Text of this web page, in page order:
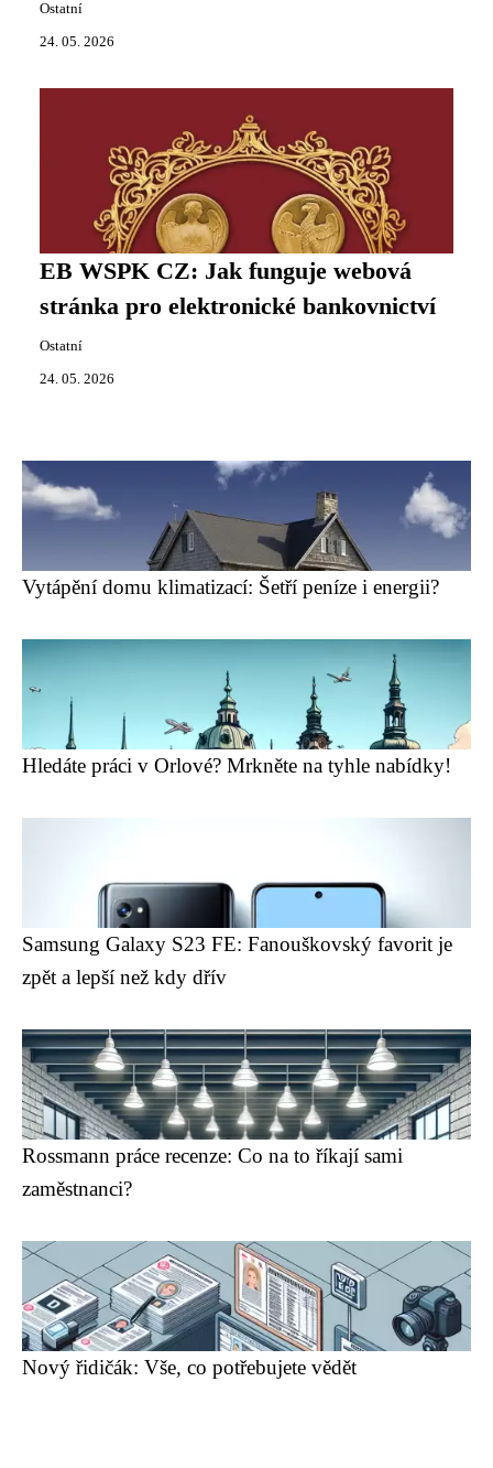
Ostatní
24. 05. 2026
EB WSPK CZ: Jak funguje webová
stránka pro elektronické bankovnictví
Ostatní
24. 05. 2026
Vytápění domu klimatizací: Šetří peníze i energii?
Hledáte práci v Orlové? Mrkněte na tyhle nabídky!
Samsung Galaxy S23 FE: Fanouškovský favorit je
zpět a lepší než kdy dřív
Rossmann práce recenze: Co na to říkají sami
zaměstnanci?
Nový řidičák: Vše, co potřebujete vědět